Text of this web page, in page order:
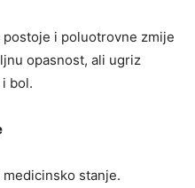
i poluotrovne zmije
opasnost, ali ugriz
bol.
stanje.